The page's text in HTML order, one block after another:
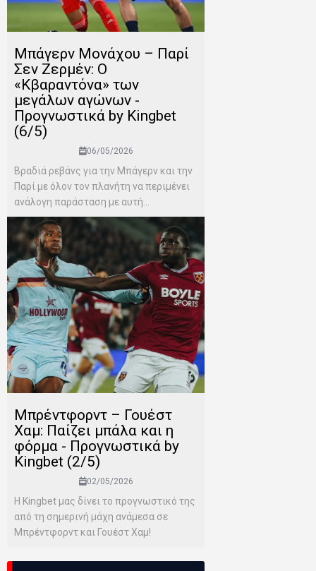
Μπάγερν Μονάχου – Παρί
Σεν Ζερμέν: Ο
«Κβαραντόνα» των
μεγάλων αγώνων -
Προγνωστικά by Kingbet
(6/5)
06/05/2026
Βραδιά ρεβάνς για την Μπάγερν και την
Παρί με όλον τον πλανήτη να περιμένει
ανάλογη παράσταση με αυτή...
Μπρέντφορντ – Γουέστ
Χαμ: Παίζει μπάλα και η
φόρμα - Προγνωστικά by
Kingbet (2/5)
02/05/2026
Η Kingbet μας δίνει το προγνωστικό της
από τη σημερινή μάχη ανάμεσα σε
Μπρέντφορντ και Γουέστ Χαμ!